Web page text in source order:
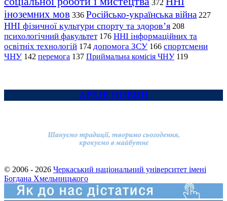
372
іноземних мов 336 Російсько-українська війна 227
ННІ фізичної культури спорту та здоров’я 208
психологічний факультет 176 ННІ інформаційних та
освітніх технологій 174 допомога ЗСУ 166 спортсмени
ЧНУ 142 перемога 137 Приймальна комісія ЧНУ 119
АРХІВ НОВИН
© 2006 - 2026 Черкаський національний університет імені
Богдана Хмельницького